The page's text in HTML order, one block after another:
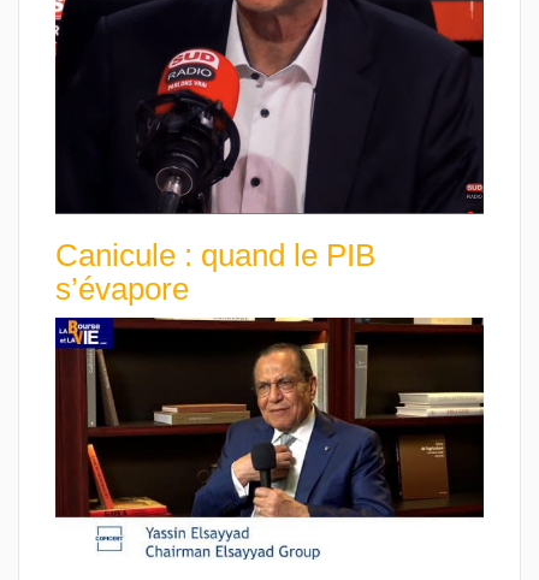
Canicule : quand le PIB
s’évapore